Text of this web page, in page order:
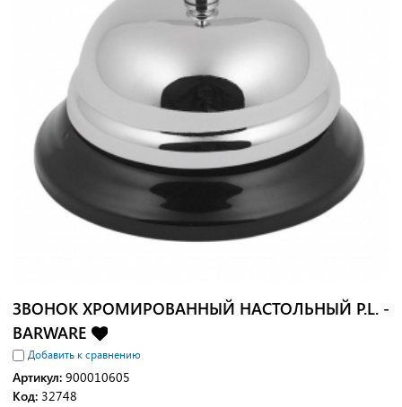
ЗВОНОК ХРОМИРОВАННЫЙ НАСТОЛЬНЫЙ P.L. -
BARWARE
Добавить к сравнению
Артикул: 900010605
Код: 32748